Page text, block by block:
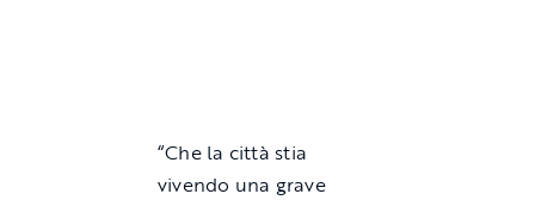
“Che la città stia
vivendo una grave